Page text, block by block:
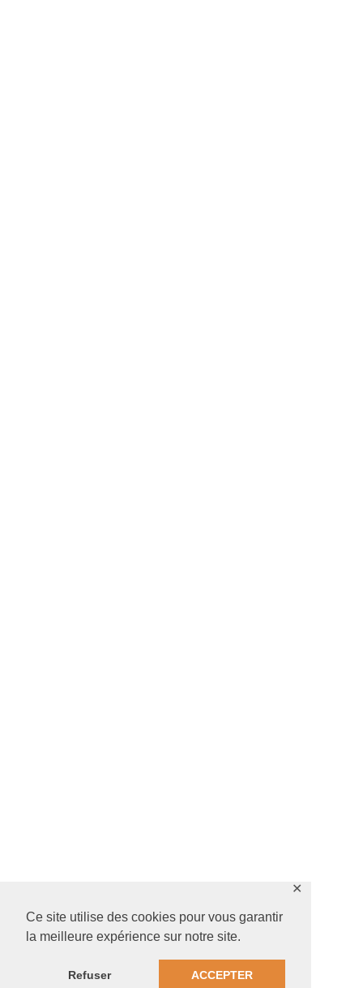
Ce site utilise des cookies pour vous garantir
la meilleure expérience sur notre site.
Refuser ACCEPTER
✕